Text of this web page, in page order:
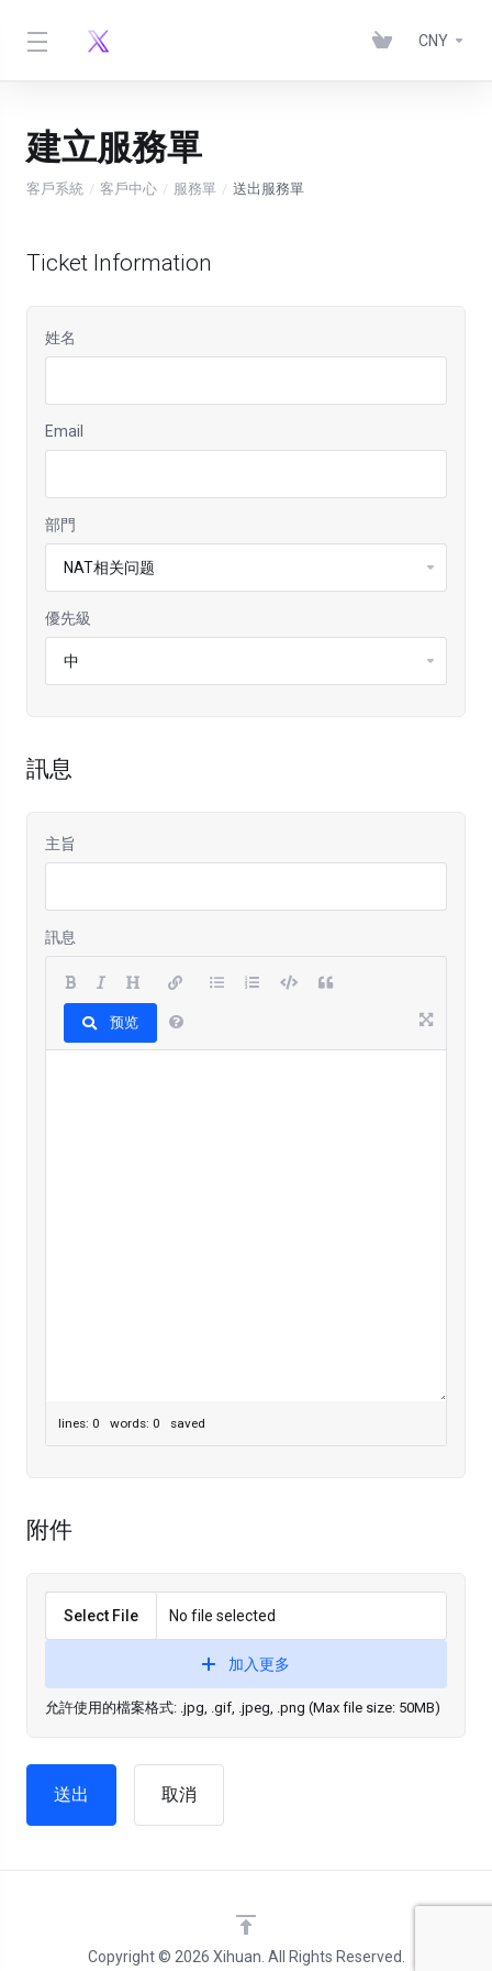
CNY
建立服務單
客戶系統 客戶中心 服務單 送出服務單
Ticket Information
姓名
Email
部門
優先級
訊息
主旨
訊息
预览
lines: 0 words: 0 saved
附件
Select File No file selected
加入更多
允許使用的檔案格式: .jpg, .gif, .jpeg, .png (Max file size: 50MB)
取消
Copyright © 2026 Xihuan. All Rights Reserved.